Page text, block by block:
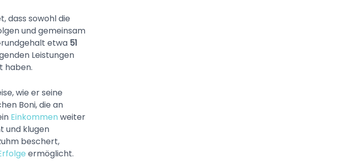
dass sowohl die
und gemeinsam
etwa 51
Leistungen
haben.
wie er seine
Boni, die an
Einkommen weiter
und klugen
beschert,
ermöglicht.